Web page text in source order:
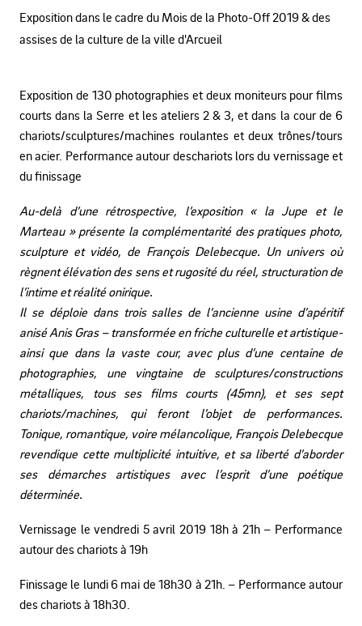
Exposition dans le cadre du Mois de la Photo-Off 2019 & des
assises de la culture de la ville d'Arcueil
Exposition de 130 photographies et deux moniteurs pour films
courts dans la Serre et les ateliers 2 & 3, et dans la cour de 6
chariots/sculptures/machines roulantes et deux trônes/tours
en acier. Performance autour deschariots lors du vernissage et
du finissage
Au-delà d’une rétrospective, l’exposition « la Jupe et le
Marteau » présente la complémentarité des pratiques photo,
sculpture et vidéo, de François Delebecque. Un univers où
règnent élévation des sens et rugosité du réel, structuration de
l’intime et réalité onirique.
Il se déploie dans trois salles de l’ancienne usine d’apéritif
anisé Anis Gras – transformée en friche culturelle et artistique-
ainsi que dans la vaste cour, avec plus d’une centaine de
photographies, une vingtaine de sculptures/constructions
métalliques, tous ses films courts (45mn), et ses sept
chariots/machines, qui feront l’objet de performances.
Tonique, romantique, voire mélancolique, François Delebecque
revendique cette multiplicité intuitive, et sa liberté d’aborder
ses démarches artistiques avec l’esprit d’une poétique
déterminée.
Vernissage le vendredi 5 avril 2019 18h à 21h – Performance
autour des chariots à 19h
Finissage le lundi 6 mai de 18h30 à 21h. – Performance autour
des chariots à 18h30.